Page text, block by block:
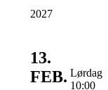
2027
13.
FEB. Lørdag
10:00